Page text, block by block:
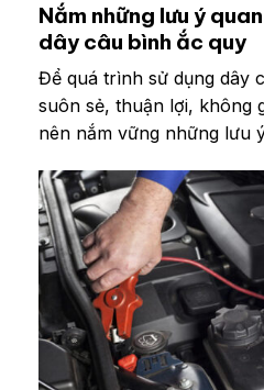
Nắm những lưu ý
dây câu bình ắc quy
Để quá trình sử dụng dây
suôn sẻ, thuận lợi, không
nên nắm vững những lưu